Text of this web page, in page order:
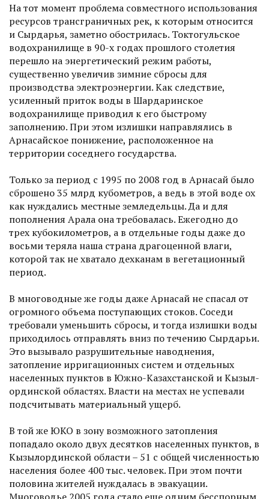
На тот момент проблема совместного использования
ресурсов трансграничных рек, к которым относится
и Сырдарья, заметно обострилась. Токтогульское
водохранилище в 90-х годах прошлого столетия
перешло на энергетический режим работы,
существенно увеличив зимние сбросы для
производства электроэнергии. Как следствие,
усиленный приток воды в Шардаринское
водохранилище приводил к его быстрому
заполнению. При этом излишки направлялись в
Арнасайское понижение, расположенное на
территории соседнего государства.
Только за период с 1995 по 2008 год в Арнасай было
сброшено 35 млрд кубометров, а ведь в этой воде ох
как нуждались местные земледельцы. Да и для
пополнения Арала она требовалась. Ежегодно до
трех кубокилометров, а в отдельные годы даже до
восьми теряла наша страна драгоценной влаги,
которой так не хватало дехканам в вегета­ционный
период.
В многоводные же годы даже Арнасай не спасал от
огромного объема поступающих стоков. Соседи
требовали уменьшить сбросы, и тогда излишки воды
приходилось отправлять вниз по течению Сырдарьи.
Это вызывало разрушительные наводнения,
затопление ирригационных систем и отдельных
населенных пунктов в Южно-Казахстанской и Кызыл­
ординской областях. Власти на местах не успевали
подсчитывать материальный ущерб.
В той же ЮКО в зону возможного затопления
попадало около двух десятков населенных пунктов, в
Кызылординской области – 51 с общей численностью
населения более 400 тыс. человек. При этом почти
половина жителей нуждалась в эвакуации.